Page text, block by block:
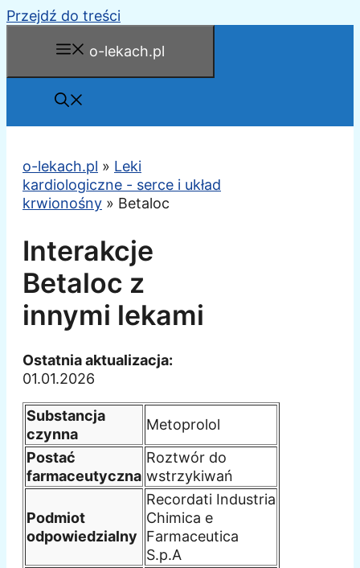
Przejdź do treści
o-lekach.pl
o-lekach.pl » Leki
kardiologiczne - serce i układ
krwionośny » Betaloc
Interakcje
Betaloc z
innymi lekami
Ostatnia aktualizacja:
01.01.2026
Substancja
czynna
Metoprolol
Postać
farmaceutyczna
Roztwór do
wstrzykiwań
Podmiot
odpowiedzialny
Recordati Industria
Chimica e
Farmaceutica
S.p.A